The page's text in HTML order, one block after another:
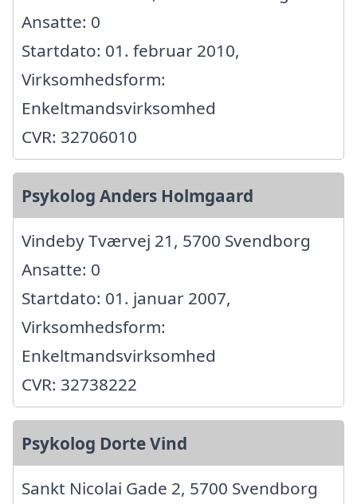
Ansatte: 0
Startdato: 01. februar 2010,
Virksomhedsform:
Enkeltmandsvirksomhed
CVR: 32706010
Psykolog Anders Holmgaard
Vindeby Tværvej 21, 5700 Svendborg
Ansatte: 0
Startdato: 01. januar 2007,
Virksomhedsform:
Enkeltmandsvirksomhed
CVR: 32738222
Psykolog Dorte Vind
Sankt Nicolai Gade 2, 5700 Svendborg